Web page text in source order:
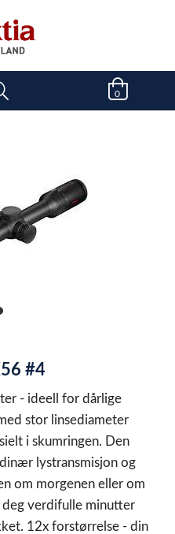
0
#4
- ideell for dårlige
stor linsediameter
i skumringen. Den
lystransmisjon og
om morgenen eller om
verdifulle minutter
12x forstørrelse - din